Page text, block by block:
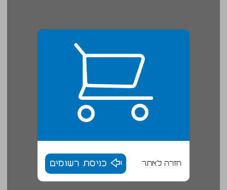
חזרה לאתר כניסת רשומים